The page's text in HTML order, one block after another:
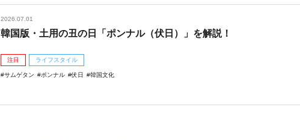
2026.07.01
韓国版・土用の丑の日「ポンナル（伏日）」を解説！
注目 ライフスタイル
サムゲタン ポンナル 伏日 韓国文化